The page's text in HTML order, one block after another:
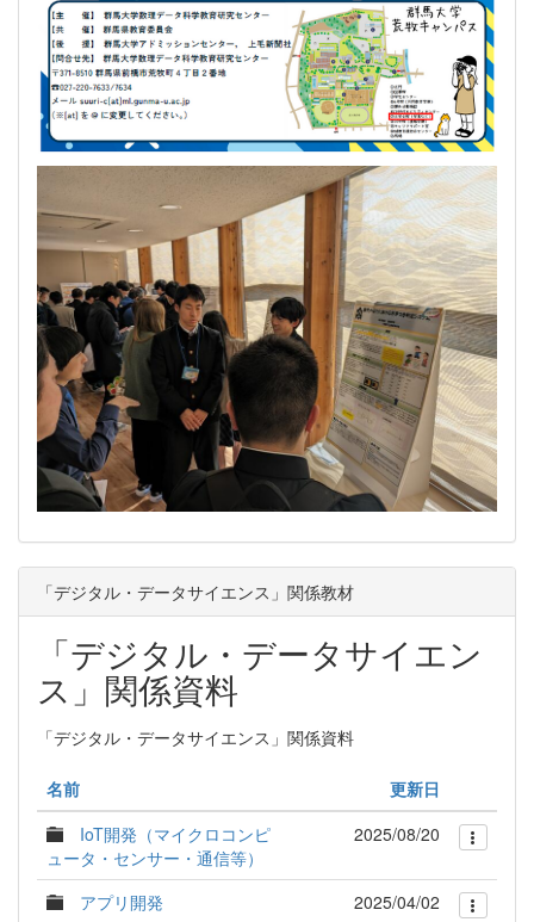
「デジタル・データサイエンス」関係教材
「デジタル・データサイエン
ス」関係資料
「デジタル・データサイエンス」関係資料
名前
更新日
IoT開発（マイクロコンピ
ュータ・センサー・通信等）
2025/08/20
アプリ開発 2025/04/02